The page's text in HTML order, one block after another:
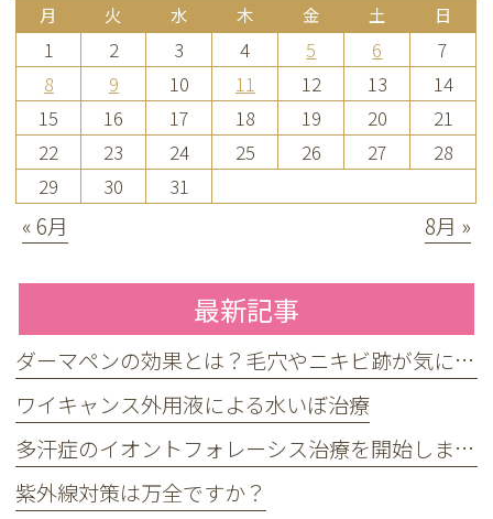
月 火 水 木 金 土 日
1 2 3 4 5 6
7
8
9 10 11 12 13
14
15
16 17 18 19 20
21
22
23 24 25 26 27
28
29
30 31
« 6月 8月 »
最新記事
ダーマペンの効果とは？毛穴やニキビ跡が気になる方へ
ワイキャンス外用液による水いぼ治療
多汗症のイオントフォレーシス治療を開始しました
紫外線対策は万全ですか？